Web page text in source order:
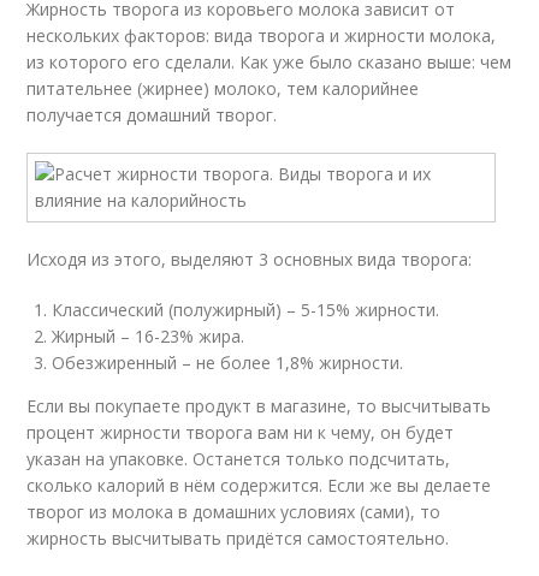
Жирность творога из коровьего молока зависит от
нескольких факторов: вида творога и жирности молока,
из которого его сделали. Как уже было сказано выше: чем
питательнее (жирнее) молоко, тем калорийнее
получается домашний творог.
Исходя из этого, выделяют 3 основных вида творога:
Классический (полужирный) – 5-15% жирности.
Жирный – 16-23% жира.
Обезжиренный – не более 1,8% жирности.
Если вы покупаете продукт в магазине, то высчитывать
процент жирности творога вам ни к чему, он будет
указан на упаковке. Останется только подсчитать,
сколько калорий в нём содержится. Если же вы делаете
творог из молока в домашних условиях (сами), то
жирность высчитывать придётся самостоятельно.